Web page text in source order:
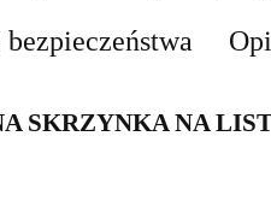
SKRZYNKA NA